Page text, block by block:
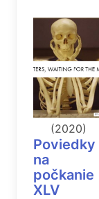
(2020)
Poviedky
na
počkanie
XLV